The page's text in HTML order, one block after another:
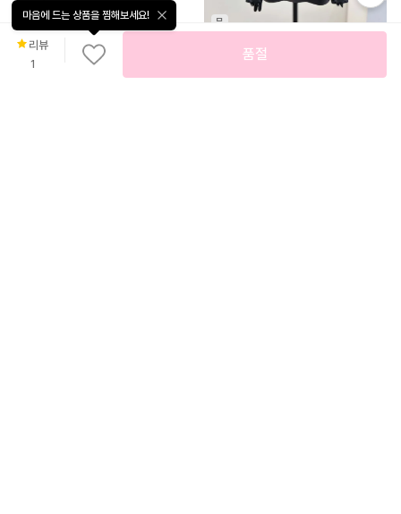
애니멀퍼프 블라우스
무
료
36,000
리뷰
1
마음에 드는 상품을 찜해보세요!
품절